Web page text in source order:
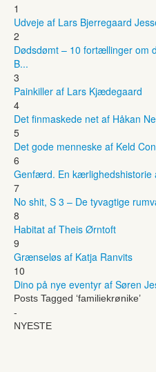
1
Udveje af Lars Bjerregaard
2
Dødsdømt – 10 fortællinger om
B...
3
Painkiller af Lars Kjædegaard
4
Det finmaskede net af Håkan
5
Det gode menneske af Keld
6
Genfærd. En kærlighedshistorie
7
No shit, S 3 – De tyvagtige
8
Habitat af Theis Ørntoft
9
Grænseløs af Katja Ranvits
10
Dino på nye eventyr af Søren
Posts Tagged ‘familiekrønike’
-
NYESTE